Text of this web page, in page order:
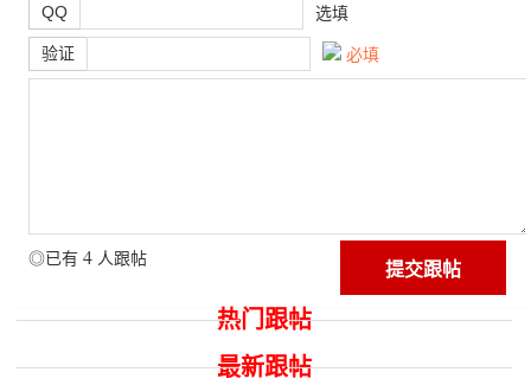
QQ 选填
验证 必填
◎已有 4 人跟帖
热门跟帖
最新跟帖